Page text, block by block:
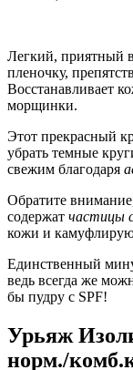
Легкий, приятный
пленочку,
Восстанавливает
морщинки.
Этот прекрасный
убрать темные
свежим благодаря
Обратите
содержат частицы
кожи и
Единственный
ведь всегда же
бы пудру с SPF!
Урьяж
норм./